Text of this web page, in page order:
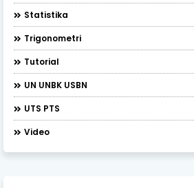
Statistika
Trigonometri
Tutorial
UN UNBK USBN
UTS PTS
Video